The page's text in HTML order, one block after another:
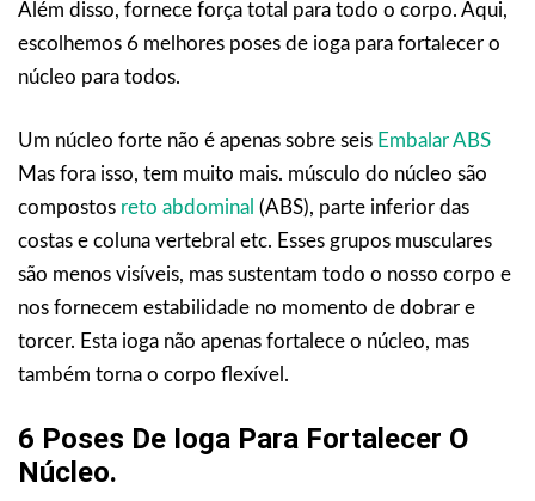
Além disso, fornece força total para todo o corpo. Aqui,
escolhemos 6 melhores poses de ioga para fortalecer o
núcleo para todos.
Um núcleo forte não é apenas sobre seis Embalar ABS
Mas fora isso, tem muito mais. músculo do núcleo são
compostos reto abdominal (ABS), parte inferior das
costas e coluna vertebral etc. Esses grupos musculares
são menos visíveis, mas sustentam todo o nosso corpo e
nos fornecem estabilidade no momento de dobrar e
torcer. Esta ioga não apenas fortalece o núcleo, mas
também torna o corpo flexível.
6 Poses De Ioga Para Fortalecer O
Núcleo.